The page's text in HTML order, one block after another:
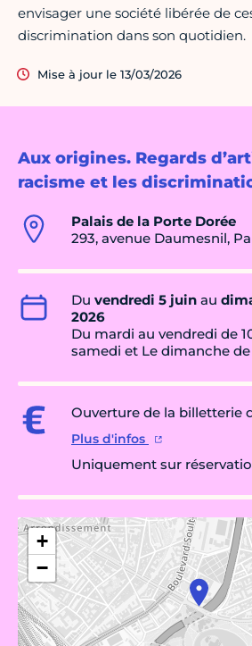
Aux origines. Regards
racisme et les
Palais de la Porte Dorée
293, avenue Daumesnil,
Du vendredi 5 juin au
2026
Du mardi au vendredi de
samedi et Le dimanche de
Ouverture de la billetterie
Plus d'infos
Uniquement sur
+
−
envisager une société libérée de
discrimination dans son quotidien.
Mise à jour le 13/03/2026